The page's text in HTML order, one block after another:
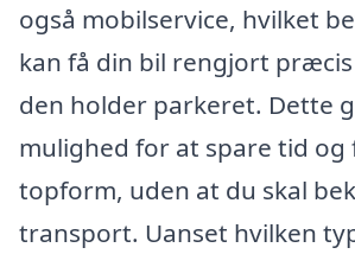
også mobilservice, hvilket
kan få din bil rengjort
den holder parkeret. Dette
mulighed for at spare tid og
topform, uden at du skal
transport. Uanset hvilken